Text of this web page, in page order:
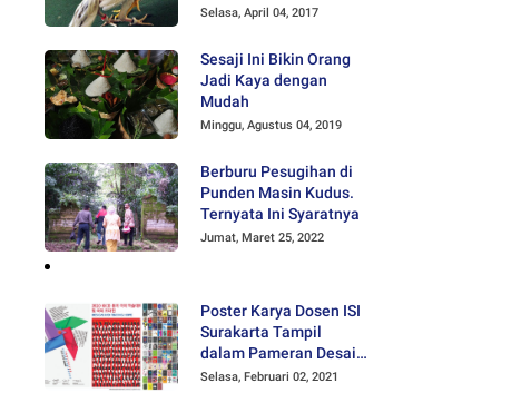
Selasa, April 04, 2017
Sesaji Ini Bikin Orang
Jadi Kaya dengan
Mudah
Minggu, Agustus 04, 2019
Berburu Pesugihan di
Punden Masin Kudus.
Ternyata Ini Syaratnya
Jumat, Maret 25, 2022
Poster Karya Dosen ISI
Surakarta Tampil
dalam Pameran Desain
Poster Internasional
Selasa, Februari 02, 2021